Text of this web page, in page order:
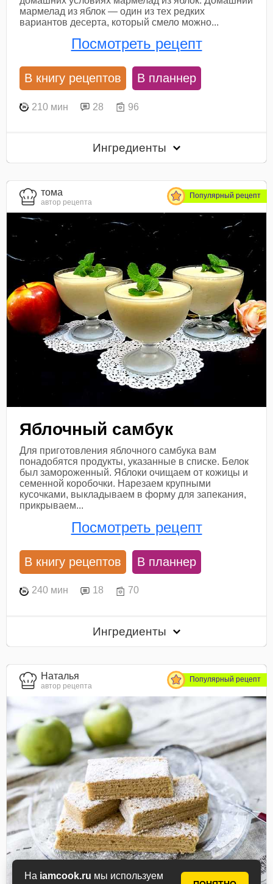
На iamcook.ru мы используем
мармелад из яблок — один из тех редких
вариантов десерта, который смело можно...
Посмотреть рецепт
В книгу рецептов В планнер
210 мин 28 96
Ингредиенты
тома
автор рецепта
Популярный рецепт
Яблочный самбук
Для приготовления яблочного самбука вам
понадобятся продукты, указанные в списке. Белок
был замороженный. Яблоки очищаем от кожицы и
семенной коробочки. Нарезаем крупными
кусочками, выкладываем в форму для запекания,
прикрываем...
Посмотреть рецепт
В книгу рецептов В планнер
240 мин 18 70
Ингредиенты
Наталья
автор рецепта
Популярный рецепт